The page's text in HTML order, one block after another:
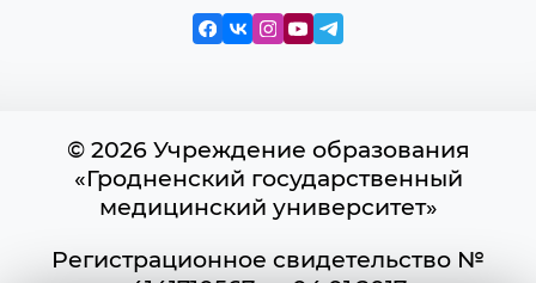
© 2026 Учреждение образования
«Гродненский государственный
медицинский университет»
Регистрационное свидетельство №